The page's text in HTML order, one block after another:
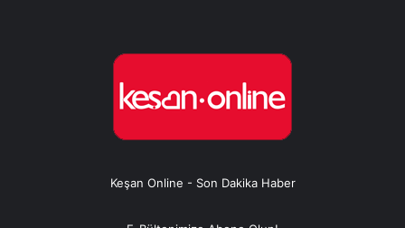
Keşan Online - Son Dakika Haber